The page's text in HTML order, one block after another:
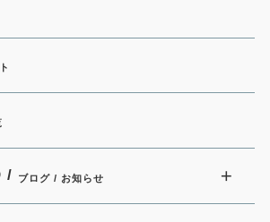
/ ブログ / お知らせ